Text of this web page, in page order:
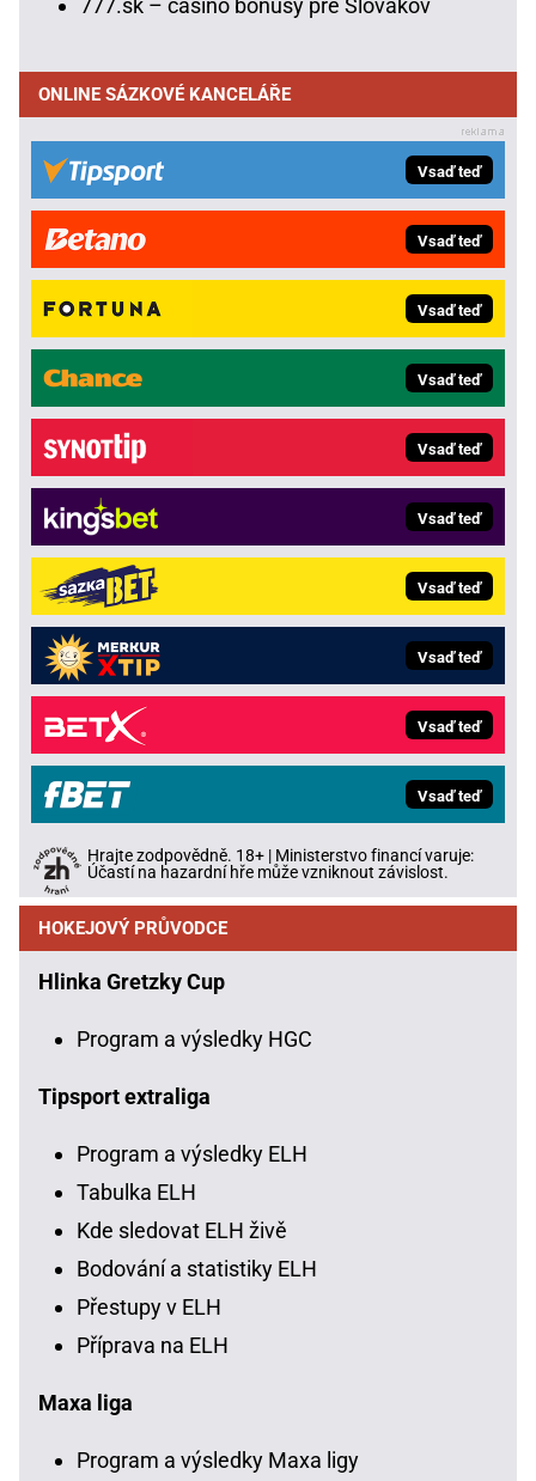
ONLINE SÁZKOVÉ KANCELÁŘE
Vsaď teď
Vsaď teď
Vsaď teď
Vsaď teď
Vsaď teď
Vsaď teď
Vsaď teď
Vsaď teď
Vsaď teď
Vsaď teď
Hrajte zodpovědně. 18+ | Ministerstvo financí varuje:
Účastí na hazardní hře může vzniknout závislost.
HOKEJOVÝ PRŮVODCE
Hlinka Gretzky Cup
Program a výsledky HGC
Tipsport extraliga
Program a výsledky ELH
Tabulka ELH
Kde sledovat ELH živě
Bodování a statistiky ELH
Přestupy v ELH
Příprava na ELH
Maxa liga
Program a výsledky Maxa ligy